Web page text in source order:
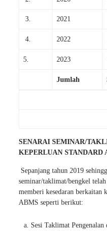
3. 2021
4. 2022
5. 2023
Jumlah
SENARAI SEMINAR/
KEPERLUAN STANDARD
Sepanjang tahun 2019
seminar/taklimat/bengkel
memberi kesedaran berkaitan
ABMS seperti berikut:
Sesi Taklimat